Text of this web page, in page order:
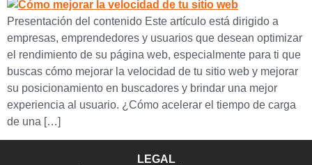
Presentación del contenido Este artículo está dirigido a
empresas, emprendedores y usuarios que desean optimizar
el rendimiento de su página web, especialmente para ti que
buscas cómo mejorar la velocidad de tu sitio web y mejorar
su posicionamiento en buscadores y brindar una mejor
experiencia al usuario. ¿Cómo acelerar el tiempo de carga
de una […]
LEGAL